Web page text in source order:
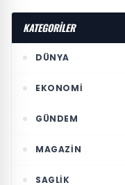
KATEGORİLER
DÜNYA
EKONOMI
GÜNDEM
MAGAZIN
SAGLIK